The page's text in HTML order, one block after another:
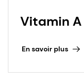
Vitamin A
En savoir plus